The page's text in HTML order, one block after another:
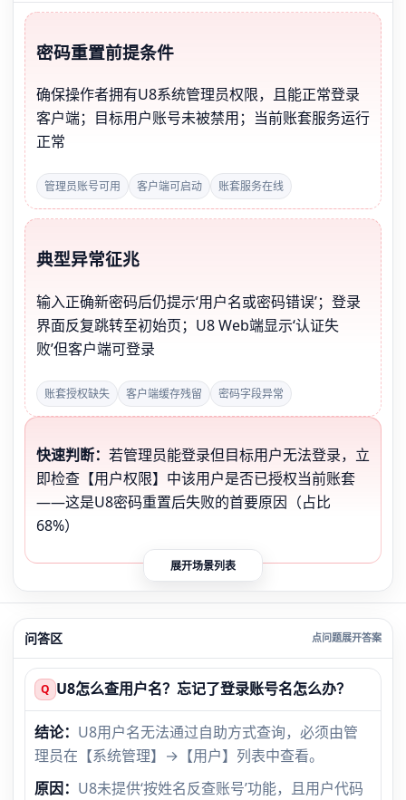
密码重置前提条件
确保操作者拥有U8系统管理员权限，且能正常登录
客户端；目标用户账号未被禁用；当前账套服务运行
正常
管理员账号可用 客户端可启动 账套服务在线
典型异常征兆
输入正确新密码后仍提示‘用户名或密码错误’；登录
界面反复跳转至初始页；U8 Web端显示‘认证失
败’但客户端可登录
账套授权缺失 客户端缓存残留 密码字段异常
快速判断： 若管理员能登录但目标用户无法登录，立
即检查【用户权限】中该用户是否已授权当前账套
——这是U8密码重置后失败的首要原因（占比
68%）
展开场景列表
问答区
Q U8怎么查用户名？忘记了登录账号名怎么办？
结论： U8用户名无法通过自助方式查询，必须由管
理员在【系统管理】→【用户】列表中查看。
原因： U8未提供‘按姓名反查账号’功能，且用户代码